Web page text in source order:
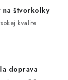
na štvorkolky
kvalite
doprava